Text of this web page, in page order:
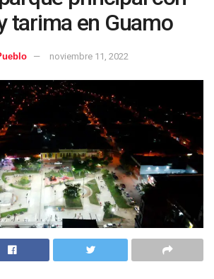
tarima en Guamo
noviembre 11, 2022